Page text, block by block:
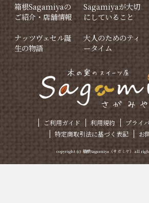
箱根Sagamiyaの
ご紹介・店舗情報
Sagamiyaが大切
にしていること
ナッツヴェセル誕
生の物語
大人のためのティ
ータイム
ご利用ガイド 利用規約
プライ
特定商取引法に基づく表記
お
copyright (c) 箱根Sagamiya（サガミヤ） all